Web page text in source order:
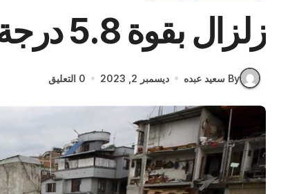
زلزال بقوة 5.8 درجة يضرب بنجلاديش
By سعيد عبده ديسمبر 2, 2023 0 التعليق